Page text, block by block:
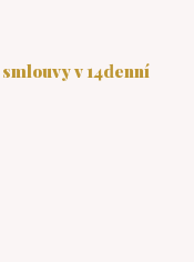
v 14denní